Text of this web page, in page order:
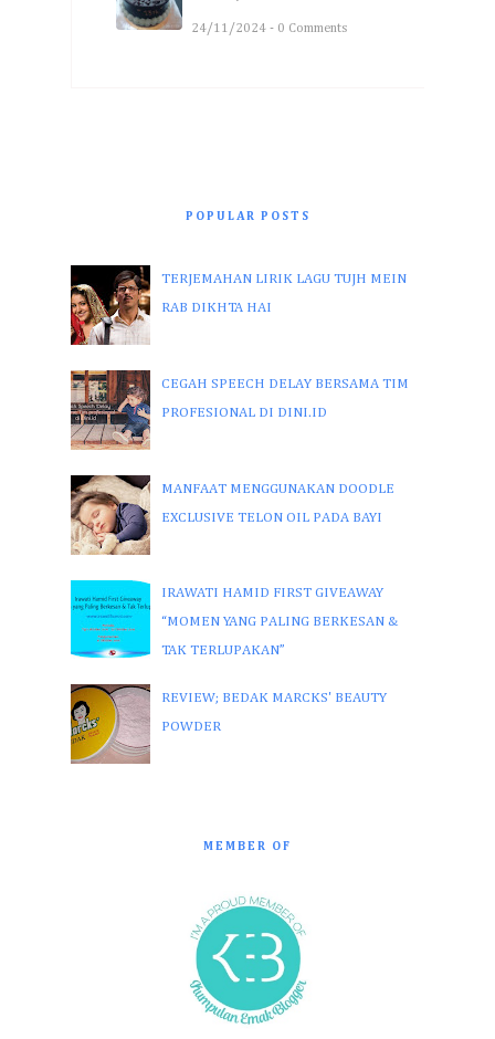
24/11/2024 - 0 Comments
POPULAR POSTS
TERJEMAHAN LIRIK LAGU TUJH MEIN
RAB DIKHTA HAI
CEGAH SPEECH DELAY BERSAMA TIM
PROFESIONAL DI DINI.ID
MANFAAT MENGGUNAKAN DOODLE
EXCLUSIVE TELON OIL PADA BAYI
IRAWATI HAMID FIRST GIVEAWAY
“MOMEN YANG PALING BERKESAN &
TAK TERLUPAKAN”
REVIEW; BEDAK MARCKS' BEAUTY
POWDER
MEMBER OF